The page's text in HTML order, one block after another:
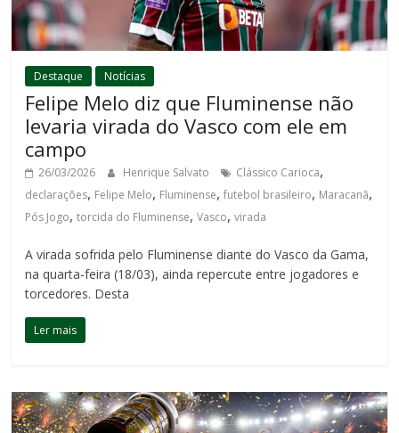
Destaque Notícias
Felipe Melo diz que Fluminense não
levaria virada do Vasco com ele em
campo
26/03/2026 Henrique Salvato Clássico Carioca,
declarações, Felipe Melo, Fluminense,futebol brasileiro, Maracanã,
Pós Jogo,torcida do Fluminense,Vasco,virada
A virada sofrida pelo Fluminense diante do Vasco da Gama,
na quarta-feira (18/03), ainda repercute entre jogadores e
torcedores. Desta
Ler mais